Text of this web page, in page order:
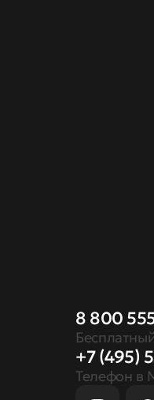
8 800
+7 (495)
Телефон в